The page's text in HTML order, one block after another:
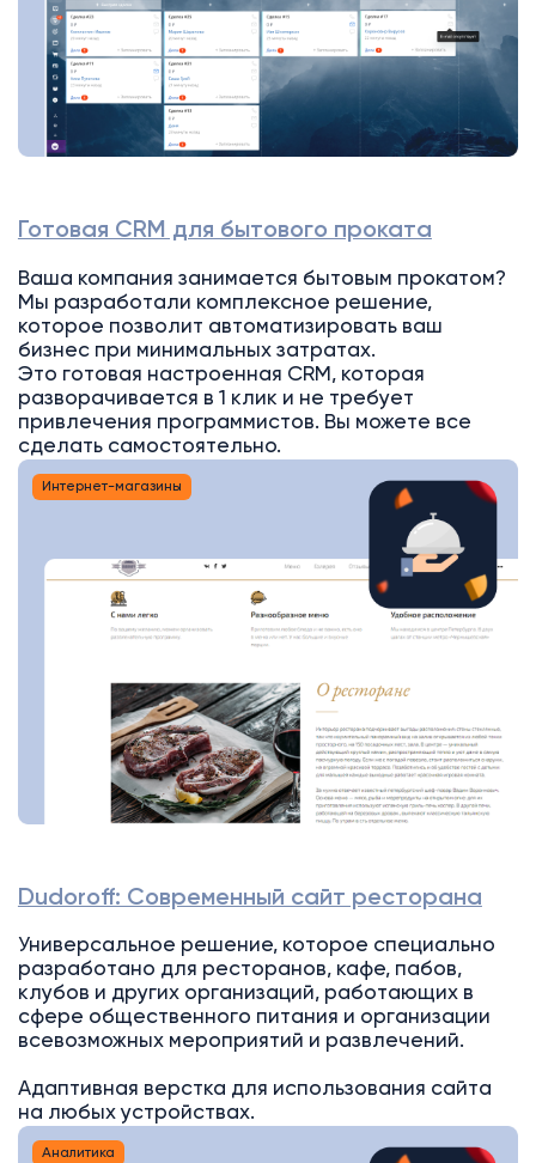
Готовая CRM для бытового проката
Ваша компания занимается бытовым прокатом?
Мы разработали комплексное решение,
которое позволит автоматизировать ваш
бизнес при минимальных затратах.
Это готовая настроенная CRM, которая
разворачивается в 1 клик и не требует
привлечения программистов. Вы можете все
сделать самостоятельно.
Интернет-магазины
Dudoroff: Современный сайт ресторана
Универсальное решение, которое специально
разработано для ресторанов, кафе, пабов,
клубов и других организаций, работающих в
сфере общественного питания и организации
всевозможных мероприятий и развлечений.
Адаптивная верстка для использования сайта
на любых устройствах.
Аналитика